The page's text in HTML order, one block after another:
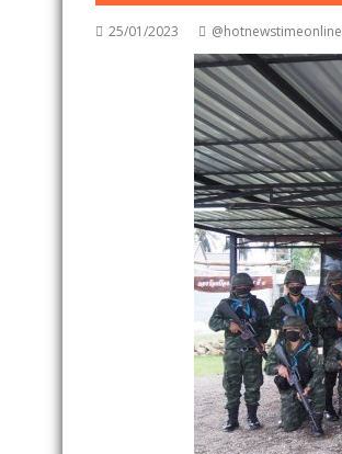
25/01/2023 @hotnewstimeonline